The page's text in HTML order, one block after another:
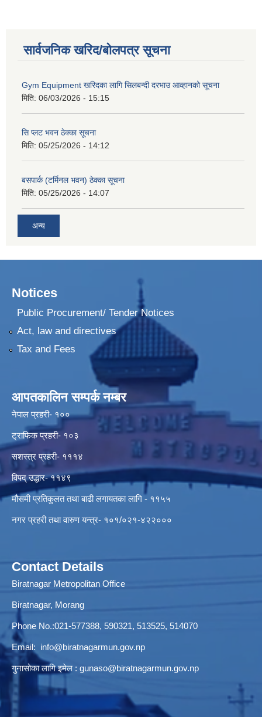
सार्वजनिक खरिद/बोलपत्र सूचना
Gym Equipment खरिदका लागि सिलबन्दी दरभाउ आव्हानको सूचना
मिति: 06/03/2026 - 15:15
सि प्लट भवन ठेक्का सूचना
मिति: 05/25/2026 - 14:12
बसपार्क (टर्मिनल भवन) ठेक्का सूचना
मिति: 05/25/2026 - 14:07
अन्य
Notices
Public Procurement/ Tender Notices
Act, law and directives
Tax and Fees
आपतकालिन सम्पर्क नम्बर
नेपाल प्रहरी- १००
ट्राफिक प्रहरी- १०३
सशस्त्र प्रहरी- १११४
विपद् उद्धार- ११४९
मौसमी प्रतिकुलत तथा बाढी लगायतका लागि - ११५५
नगर प्रहरी तथा वारुण यन्त्र- १०१/०२१-४२२०००
Contact Details
Biratnagar Metropolitan Office
Biratnagar, Morang
Phone No.:021-577388, 590321, 513525, 514070
Email: info@biratnagarmun.gov.np
गुनासोका लागि इमेल : gunaso@biratnagarmun.gov.np